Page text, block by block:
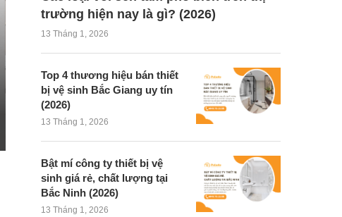
trường hiện nay là gì? (2026)
13 Tháng 1, 2026
Top 4 thương hiệu bán thiết
bị vệ sinh Bắc Giang uy tín
(2026)
13 Tháng 1, 2026
Bật mí công ty thiết bị vệ
sinh giá rẻ, chất lượng tại
Bắc Ninh (2026)
13 Tháng 1, 2026